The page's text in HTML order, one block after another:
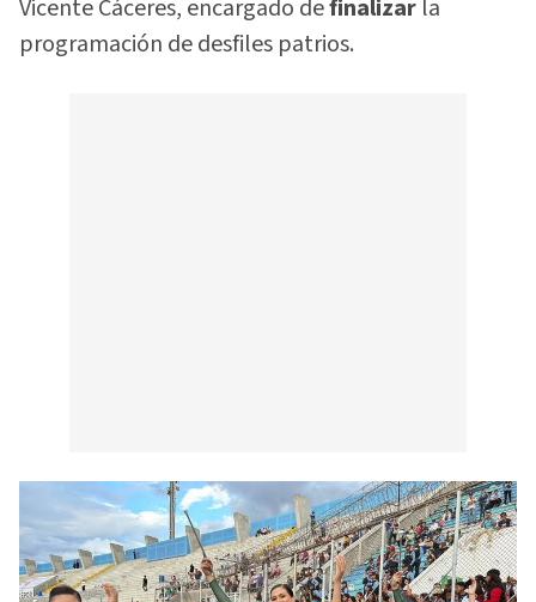
Vicente Cáceres, encargado definalizar la
programación de desfiles patrios.